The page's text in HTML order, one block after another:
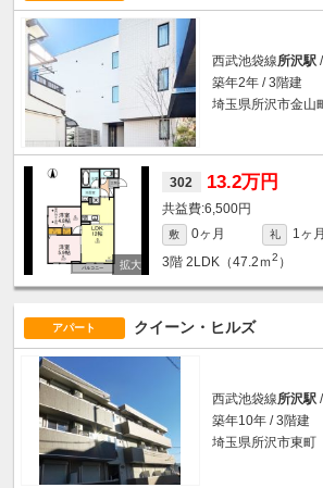
西武池袋線所沢駅
築年2年 / 3階建
埼玉県所沢市金山
302 13.2万円
6,500円
敷 0ヶ月 礼
1ヶ月
3階 2LDK（47.2ｍ2 ）
アパート クイーン・ヒルズ
西武池袋線所沢駅
築年10年 / 3階建
埼玉県所沢市東町